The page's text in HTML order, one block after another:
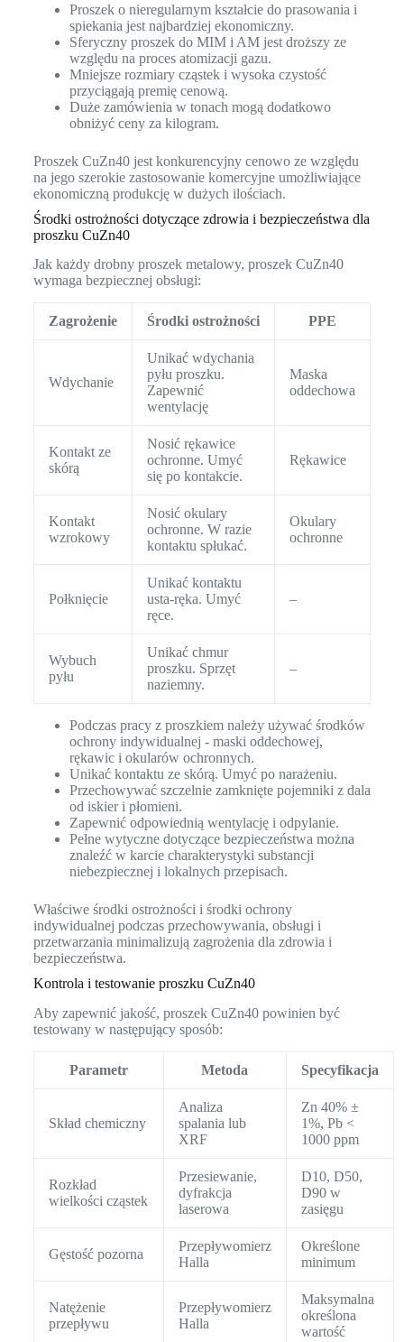
Proszek o nieregularnym kształcie do prasowania i
spiekania jest najbardziej ekonomiczny.
Sferyczny proszek do MIM i AM jest droższy ze
względu na proces atomizacji gazu.
Mniejsze rozmiary cząstek i wysoka czystość
przyciągają premię cenową.
Duże zamówienia w tonach mogą dodatkowo
obniżyć ceny za kilogram.
Proszek CuZn40 jest konkurencyjny cenowo ze względu
na jego szerokie zastosowanie komercyjne umożliwiające
ekonomiczną produkcję w dużych ilościach.
Środki ostrożności dotyczące zdrowia i bezpieczeństwa dla
proszku CuZn40
Jak każdy drobny proszek metalowy, proszek CuZn40
wymaga bezpiecznej obsługi:
Zagrożenie Środki ostrożności PPE
Wdychanie
Unikać wdychania
pyłu proszku.
Zapewnić
wentylację
Maska
oddechowa
Kontakt ze
skórą
Nosić rękawice
ochronne. Umyć
się po kontakcie.
Rękawice
Kontakt
wzrokowy
Nosić okulary
ochronne. W razie
kontaktu spłukać.
Okulary
ochronne
Połknięcie
Unikać kontaktu
usta-ręka. Umyć
ręce.
–
Wybuch
pyłu
Unikać chmur
proszku. Sprzęt
naziemny.
–
Podczas pracy z proszkiem należy używać środków
ochrony indywidualnej - maski oddechowej,
rękawic i okularów ochronnych.
Unikać kontaktu ze skórą. Umyć po narażeniu.
Przechowywać szczelnie zamknięte pojemniki z dala
od iskier i płomieni.
Zapewnić odpowiednią wentylację i odpylanie.
Pełne wytyczne dotyczące bezpieczeństwa można
znaleźć w karcie charakterystyki substancji
niebezpiecznej i lokalnych przepisach.
Właściwe środki ostrożności i środki ochrony
indywidualnej podczas przechowywania, obsługi i
przetwarzania minimalizują zagrożenia dla zdrowia i
bezpieczeństwa.
Kontrola i testowanie proszku CuZn40
Aby zapewnić jakość, proszek CuZn40 powinien być
testowany w następujący sposób:
Parametr Metoda Specyfikacja
Skład chemiczny
Analiza
spalania lub
XRF
Zn 40% ±
1%, Pb <
1000 ppm
Rozkład
wielkości cząstek
Przesiewanie,
dyfrakcja
laserowa
D10, D50,
D90 w
zasięgu
Gęstość pozorna
Przepływomierz
Halla
Określone
minimum
Natężenie
przepływu
Przepływomierz
Halla
Maksymalna
określona
wartość